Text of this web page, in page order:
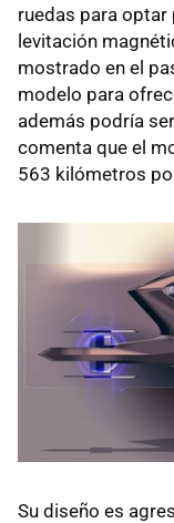
ruedas para
levitación
mostrado en el
modelo para
además podría
comenta que el
563 kilómetros
Su diseño es